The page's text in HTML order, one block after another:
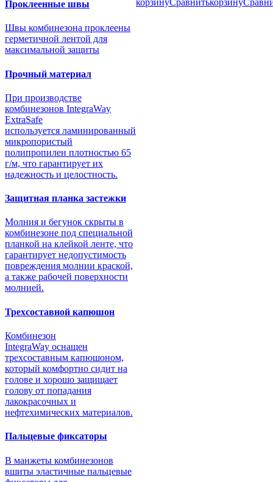
Проклеенные швы
Швы комбинезона проклеены
герметичной лентой для
максимальной защиты
Прочный материал
При производстве
комбинезонов IntegraWay
ExtraSafe
используется ламинированный
микропористый
полипропилен плотностью 65
г/м, что гарантирует их
надежность и целостность.
Защитная планка застежки
Молния и бегунок скрыты в
комбинезоне под специальной
планкой на клейкой ленте, что
гарантирует недопустимость
повреждения молнии краской,
а также рабочей поверхности
молнией.
Трехсоставной капюшон
Комбинезон
IntegraWay оснащен
трехсоставным капюшоном,
который комфортно сидит на
голове и хорошо защищает
голову от попадания
лакокрасочных и
нефтехимических материалов.
Пальцевые фиксаторы
В манжеты комбинезонов
вшиты эластичные пальцевые